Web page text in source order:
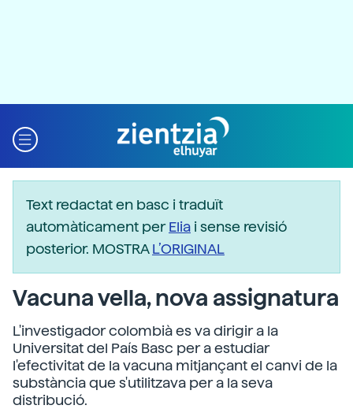
Text redactat en basc i traduït
automàticament perElia i sense revisió
posterior. MOSTRAL’ORIGINAL
Vacuna vella, nova assignatura
L'investigador colombià es va dirigir a la
Universitat del País Basc per a estudiar
l'efectivitat de la vacuna mitjançant el canvi de la
substància que s'utilitzava per a la seva
distribució.